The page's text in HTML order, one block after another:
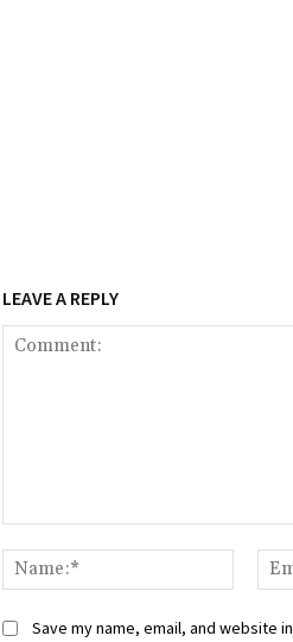
LEAVE A REPLY
Name:*
Save my name, email, and website